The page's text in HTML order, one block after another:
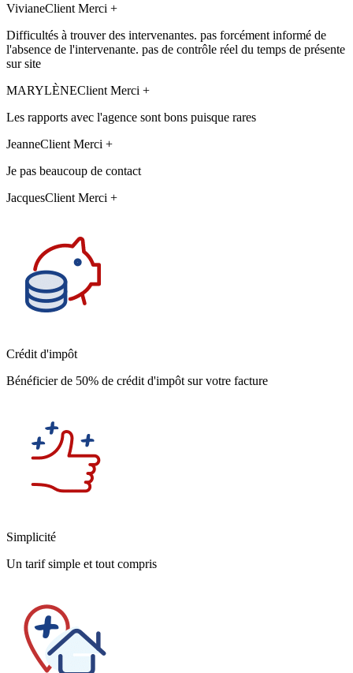
VivianeClient Merci +
Difficultés à trouver des intervenantes. pas forcément informé de
l'absence de l'intervenante. pas de contrôle réel du temps de présente
sur site
MARYLÈNEClient Merci +
Les rapports avec l'agence sont bons puisque rares
JeanneClient Merci +
Je pas beaucoup de contact
JacquesClient Merci +
Crédit d'impôt
Bénéficier de 50% de crédit d'impôt sur votre facture
Simplicité
Un tarif simple et tout compris